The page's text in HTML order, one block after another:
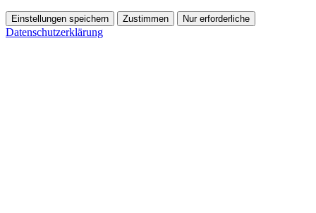
Einstellungen speichern Zustimmen Nur erforderliche
Datenschutzerklärung